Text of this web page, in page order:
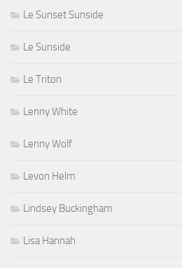
Le Sunset Sunside
Le Sunside
Le Triton
Lenny White
Lenny Wolf
Levon Helm
Lindsey Buckingham
Lisa Hannah